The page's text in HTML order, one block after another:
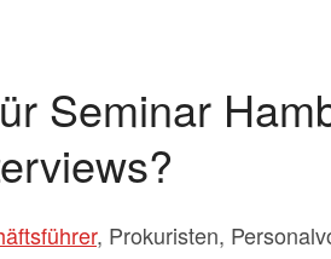
Seminar
, Prokuristen,